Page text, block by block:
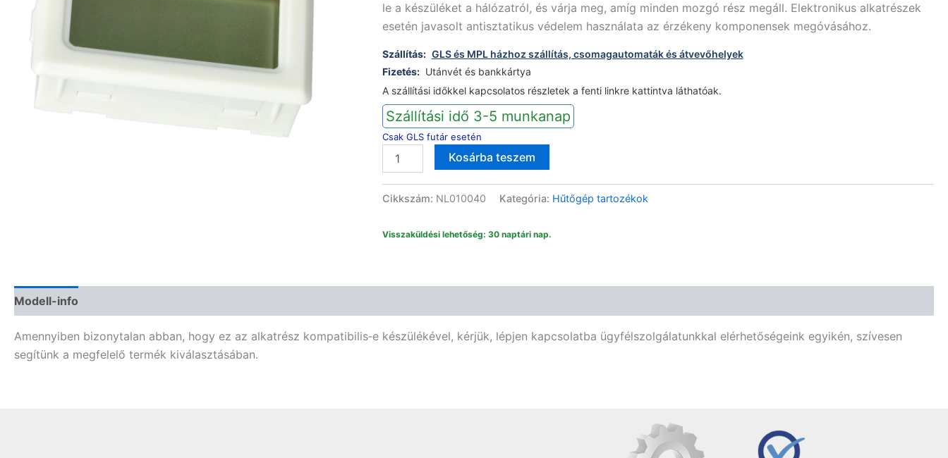
le a készüléket a hálózatról, és várja meg, amíg minden mozgó rész megáll. Elektronikus alkatrészek
esetén javasolt antisztatikus védelem használata az érzékeny komponensek megóvásához.
Szállítás: GLS és MPL házhoz szállítás, csomagautomaták és átvevőhelyek
Fizetés: Utánvét és bankkártya
A szállítási időkkel kapcsolatos részletek a fenti linkre kattintva láthatóak.
Szállítási idő 3-5 munkanap
Csak GLS futár esetén
digitális
50
fehér
26mm
mélység:
Kosárba teszem
Cikkszám: NL010040 Kategória: Hűtőgép tartozékok
Visszaküldési lehetőség: 30 naptári nap.
Modell-info
Amennyiben bizonytalan abban, hogy ez az alkatrész kompatibilis‑e készülékével, kérjük, lépjen kapcsolatba ügyfélszolgálatunkkal elérhetőségeink egyikén, szívesen
segítünk a megfelelő termék kiválasztásában.